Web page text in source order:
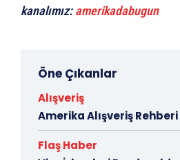
kanalımız:amerikadabugun
Öne Çıkanlar
Alışveriş
Amerika Alışveriş Rehberi
Flaş Haber